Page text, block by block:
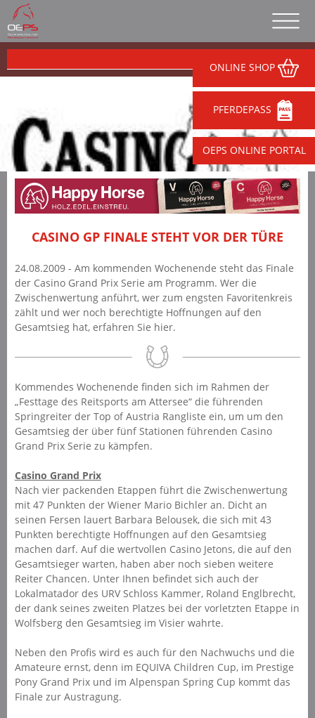
ONLINE SHOP
PFERDEPASS
OEPS ONLINE PORTAL
CASINO GP FINALE STEHT VOR DER TÜRE
24.08.2009 - Am kommenden Wochenende steht das Finale
der Casino Grand Prix Serie am Programm. Wer die
Zwischenwertung anführt, wer zum engsten Favoritenkreis
zählt und wer noch berechtigte Hoffnungen auf den
Gesamtsieg hat, erfahren Sie hier.
Kommendes Wochenende finden sich im Rahmen der
„Festtage des Reitsports am Attersee“ die führenden
Springreiter der Top of Austria Rangliste ein, um um den
Gesamtsieg der über fünf Stationen führenden Casino
Grand Prix Serie zu kämpfen.
Casino Grand Prix
Nach vier packenden Etappen führt die Zwischenwertung
mit 47 Punkten der Wiener Mario Bichler an. Dicht an
seinen Fersen lauert Barbara Belousek, die sich mit 43
Punkten berechtigte Hoffnungen auf den Gesamtsieg
machen darf. Auf die wertvollen Casino Jetons, die auf den
Gesamtsieger warten, haben aber noch sieben weitere
Reiter Chancen. Unter Ihnen befindet sich auch der
Lokalmatador des URV Schloss Kammer, Roland Englbrecht,
der dank seines zweiten Platzes bei der vorletzten Etappe in
Wolfsberg den Gesamtsieg im Visier wahrte.
Neben den Profis wird es auch für den Nachwuchs und die
Amateure ernst, denn im EQUIVA Children Cup, im Prestige
Pony Grand Prix und im Alpenspan Spring Cup kommt das
Finale zur Austragung.